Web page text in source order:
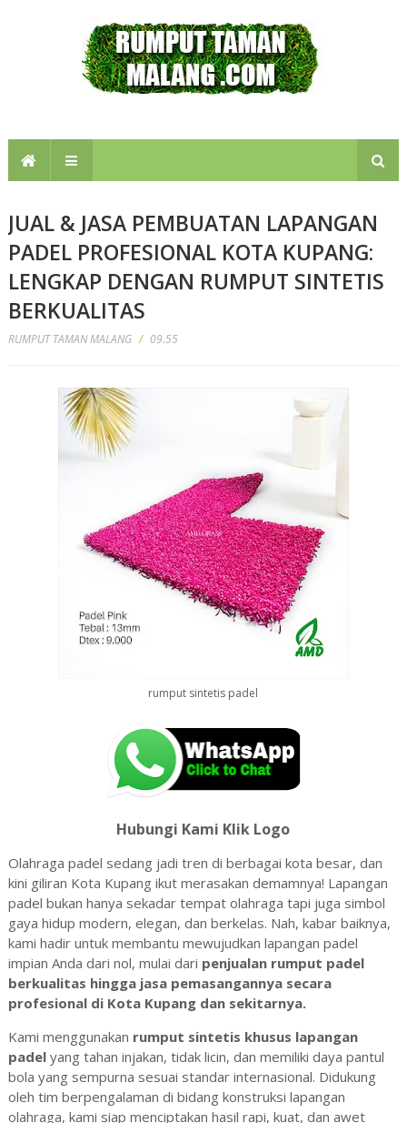
JUAL & JASA PEMBUATAN LAPANGAN
PADEL PROFESIONAL KOTA KUPANG:
LENGKAP DENGAN RUMPUT SINTETIS
BERKUALITAS
RUMPUT TAMAN MALANG / 09.55
rumput sintetis padel
Hubungi Kami Klik Logo
Olahraga padel sedang jadi tren di berbagai kota besar, dan
kini giliran Kota Kupang ikut merasakan demamnya! Lapangan
padel bukan hanya sekadar tempat olahraga tapi juga simbol
gaya hidup modern, elegan, dan berkelas. Nah, kabar baiknya,
kami hadir untuk membantu mewujudkan lapangan padel
impian Anda dari nol, mulai dari penjualan rumput padel
berkualitas hingga jasa pemasangannya secara
profesional di Kota Kupang dan sekitarnya.
Kami menggunakan rumput sintetis khusus lapangan
padelyang tahan injakan, tidak licin, dan memiliki daya pantul
bola yang sempurna sesuai standar internasional. Didukung
oleh tim berpengalaman di bidang konstruksi lapangan
olahraga, kami siap menciptakan hasil rapi, kuat, dan awet